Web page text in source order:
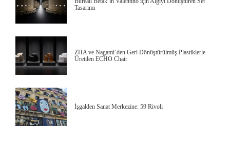
Tasarımı
ZHA ve Nagami’den Geri Dönüştürülmüş Plastiklerle
Üretilen ECHO Chair
İşgalden Sanat Merkezine: 59 Rivoli